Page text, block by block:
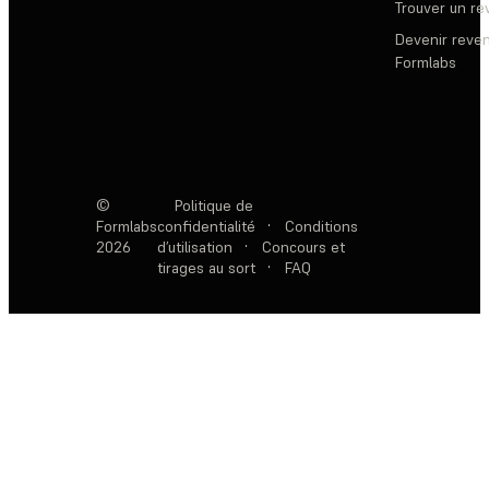
Trouver un
Devenir
Formlabs
©
Formlabs
2026
Politique de
confidentialité
·
Conditions
d’utilisation
·
Concours et
tirages au sort
· FAQ